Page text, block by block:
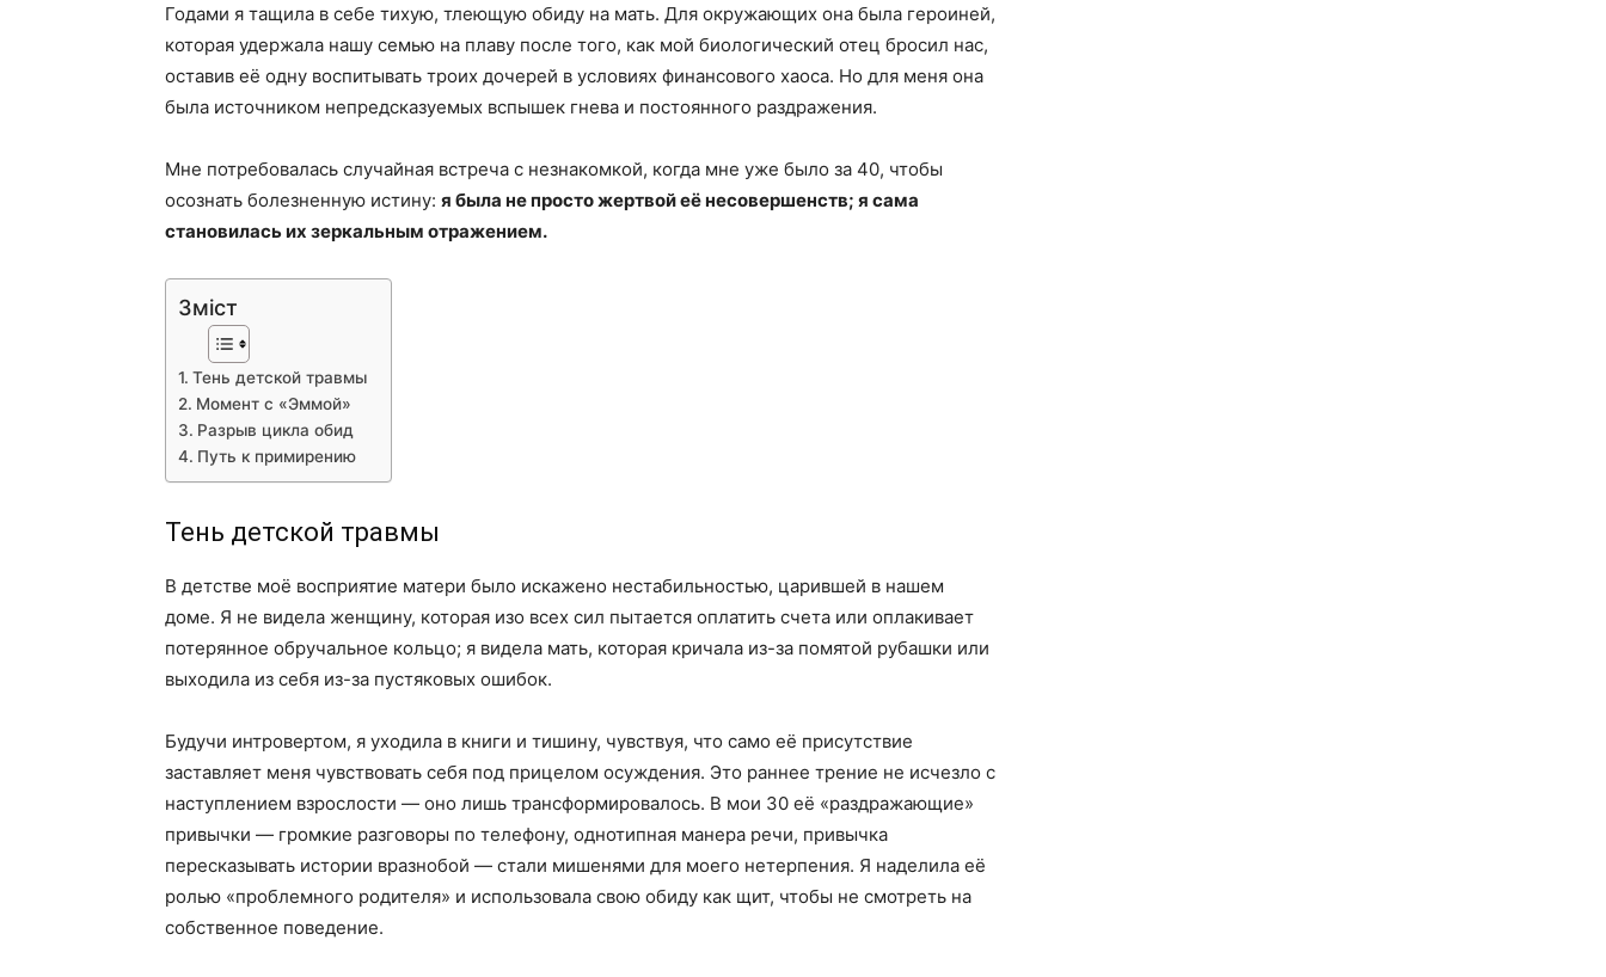
Годами я тащила в себе тихую, тлеющую обиду на мать. Для окружающих она была героиней,
которая удержала нашу семью на плаву после того, как мой биологический отец бросил нас,
оставив её одну воспитывать троих дочерей в условиях финансового хаоса. Но для меня она
была источником непредсказуемых вспышек гнева и постоянного раздражения.
Мне потребовалась случайная встреча с незнакомкой, когда мне уже было за 40, чтобы
осознать болезненную истину: я была не просто жертвой её несовершенств; я сама
становилась их зеркальным отражением.
Зміст
Тень детской травмы
Момент с «Эммой»
Разрыв цикла обид
Путь к примирению
Тень детской травмы
В детстве моё восприятие матери было искажено нестабильностью, царившей в нашем
доме. Я не видела женщину, которая изо всех сил пытается оплатить счета или оплакивает
потерянное обручальное кольцо; я видела мать, которая кричала из-за помятой рубашки или
выходила из себя из-за пустяковых ошибок.
Будучи интровертом, я уходила в книги и тишину, чувствуя, что само её присутствие
заставляет меня чувствовать себя под прицелом осуждения. Это раннее трение не исчезло с
наступлением взрослости — оно лишь трансформировалось. В мои 30 её «раздражающие»
привычки — громкие разговоры по телефону, однотипная манера речи, привычка
пересказывать истории вразнобой — стали мишенями для моего нетерпения. Я наделила её
ролью «проблемного родителя» и использовала свою обиду как щит, чтобы не смотреть на
собственное поведение.